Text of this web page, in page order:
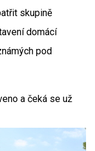
skupině
domácí
pod
a čeká se už